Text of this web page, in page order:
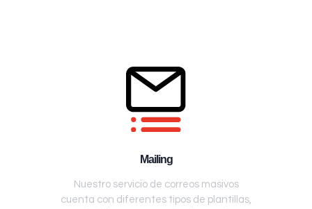
Mailing
Nuestro servicio de correos masivos
cuenta con diferentes tipos de plantillas,